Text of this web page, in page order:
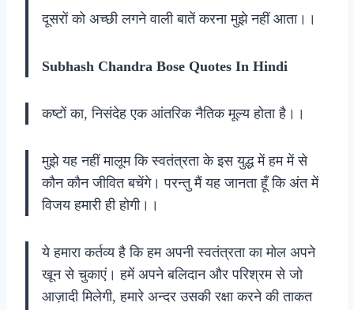
दूसरों को अच्छी लगने वाली बातें करना मुझे नहीं आता।।
Subhash Chandra Bose Quotes In Hindi
कष्टों का, निसंदेह एक आंतरिक नैतिक मूल्य होता है।।
मुझे यह नहीं मालूम कि स्वतंत्रता के इस युद्ध में हम में से
कौन कौन जीवित बचेंगे। परन्तु मैं यह जानता हूँ कि अंत में
विजय हमारी ही होगी।।
ये हमारा कर्तव्य है कि हम अपनी स्वतंत्रता का मोल अपने
खून से चुकाएं। हमें अपने बलिदान और परिश्रम से जो
आज़ादी मिलेगी, हमारे अन्दर उसकी रक्षा करने की ताकत